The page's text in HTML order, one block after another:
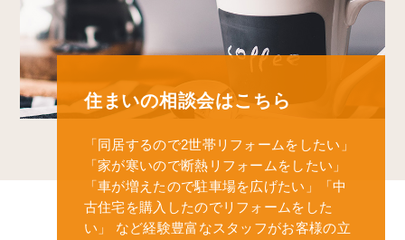
住まいの相談会はこちら
「同居するので2世帯リフォームをしたい」
「家が寒いので断熱リフォームをしたい」
「車が増えたので駐車場を広げたい」
「中
古住宅を購入したのでリフォームをした
い」
など経験豊富なスタッフがお客様の立